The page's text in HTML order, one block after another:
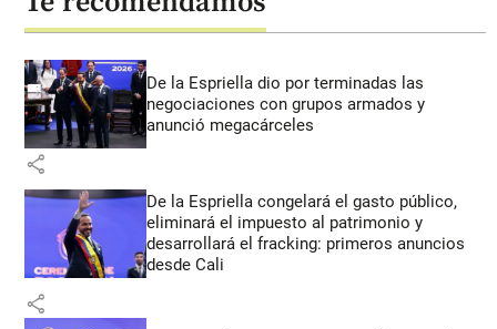
De la Espriella dio por terminadas las
negociaciones con grupos armados y
anunció megacárceles
share
De la Espriella congelará el gasto público,
eliminará el impuesto al patrimonio y
desarrollará el fracking: primeros anuncios
desde Cali
share